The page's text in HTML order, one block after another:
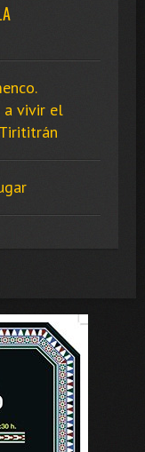
a vivir el